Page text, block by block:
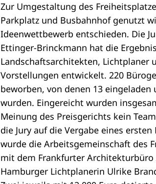
Zur Umgestaltung des
Parkplatz und Busbahnhof genutzt
Ideenwettbewerb entschieden. Die
Ettinger-Brinckmann hat die
Landschaftsarchitekten, Lichtplaner
Vorstellungen entwickelt. 220
beworben, von denen 13
wurden. Eingereicht wurden
Meinung des Preisgerichts kein
die Jury auf die Vergabe eines
wurde die Arbeitsgemeinschaft des
mit dem Frankfurter Architekturbüro
Hamburger Lichtplanerin Ulrike